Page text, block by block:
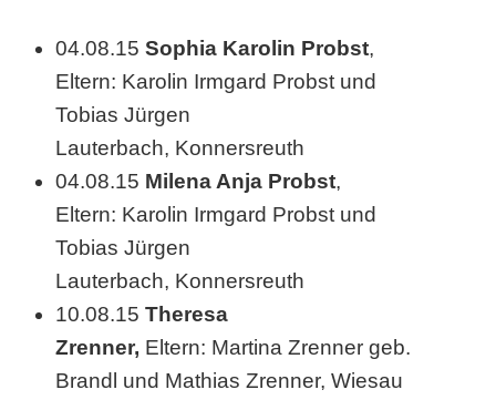
B
y
04.08.15 Sophia Karolin Probst,
Eltern: Karolin Irmgard Probst und
Tobias Jürgen
Lauterbach, Konnersreuth
04.08.15 Milena Anja Probst,
Eltern: Karolin Irmgard Probst und
Tobias Jürgen
Lauterbach, Konnersreuth
10.08.15 Theresa
Zrenner, Eltern: Martina Zrenner geb.
Brandl und Mathias Zrenner, Wiesau